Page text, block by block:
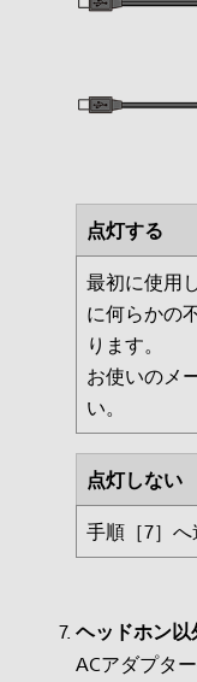
点灯する
最初に使用
に何らかの
ります。
お使いのメ
い。
点灯しない
手順［7］へ
ヘッドホン以
ACアダプタ